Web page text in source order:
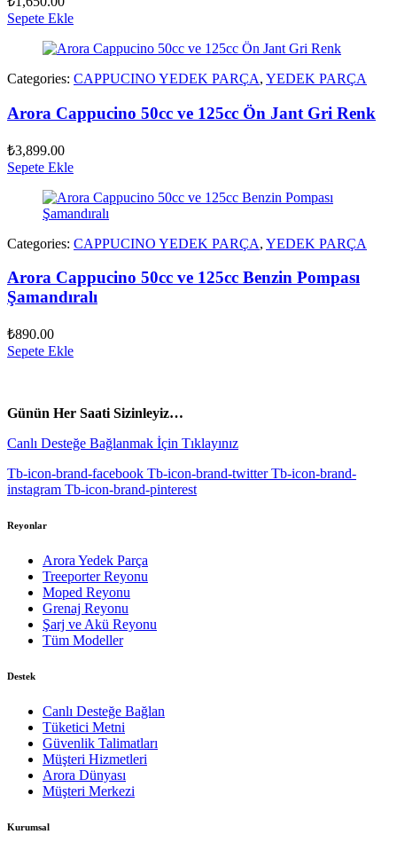
Sepete Ekle
Categories: CAPPUCINO YEDEK PARÇA, YEDEK PARÇA
Arora Cappucino 50cc ve 125cc Ön Jant Gri Renk
₺3,899.00
Sepete Ekle
Categories: CAPPUCINO YEDEK PARÇA, YEDEK PARÇA
Arora Cappucino 50cc ve 125cc Benzin Pompası
Şamandıralı
₺890.00
Sepete Ekle
Günün Her Saati Sizinleyiz…
Canlı Desteğe Bağlanmak İçin Tıklayınız
Tb-icon-brand-facebook Tb-icon-brand-twitter Tb-icon-brand-
instagram Tb-icon-brand-pinterest
Reyonlar
Arora Yedek Parça
Treeporter Reyonu
Moped Reyonu
Grenaj Reyonu
Şarj ve Akü Reyonu
Tüm Modeller
Destek
Canlı Desteğe Bağlan
Tüketici Metni
Güvenlik Talimatları
Müşteri Hizmetleri
Arora Dünyası
Müşteri Merkezi
Kurumsal